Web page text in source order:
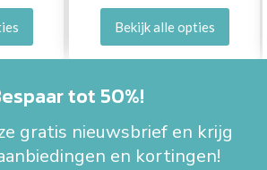
Bekijk alle opties
tot 50%!
gratis nieuwsbrief en krijg
en kortingen!